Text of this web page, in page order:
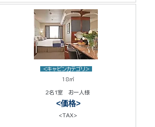
<キャビンカテゴリ>
18㎡
2名1室 お一人様
<価格>
<TAX>